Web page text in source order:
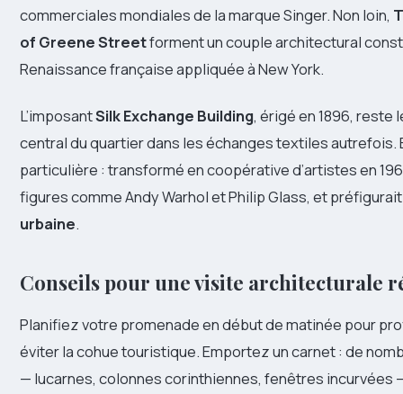
commerciales mondiales de la marque Singer. Non loin,
of Greene Streetforment un couple architectural
Renaissance française appliquée à New York.
L’imposantSilk Exchange Building, érigé en 1896, reste
central du quartier dans les échanges textiles
particulière : transformé en coopérative d’artistes en
figures comme Andy Warhol et Philip Glass, et
urbaine.
Conseils pour une visite architecturale
Planifiez votre promenade en début de matinée pour
éviter la cohue touristique. Emportez un carnet : de
— lucarnes, colonnes corinthiennes, fenêtres incurvées